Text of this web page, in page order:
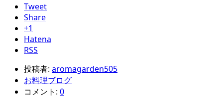
Tweet
Share
+1
Hatena
RSS
投稿者: aromagarden505
お料理ブログ
コメント: 0